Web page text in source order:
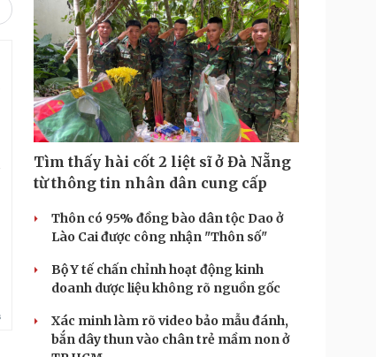
Tìm thấy hài cốt 2 liệt sĩ ở Đà Nẵng
từ thông tin nhân dân cung cấp
Thôn có 95% đồng bào dân tộc Dao ở
Lào Cai được công nhận "Thôn số"
Bộ Y tế chấn chỉnh hoạt động kinh
doanh dược liệu không rõ nguồn gốc
Xác minh làm rõ video bảo mẫu đánh,
bắn dây thun vào chân trẻ mầm non ở